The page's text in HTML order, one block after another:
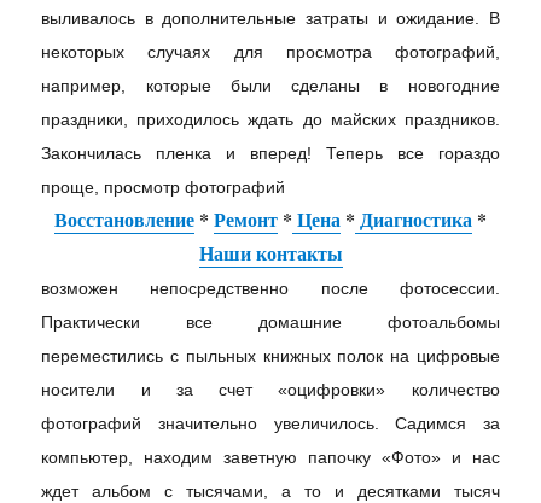
выливалось в дополнительные затраты и ожидание. В
некоторых случаях для просмотра фотографий,
например, которые были сделаны в новогодние
праздники, приходилось ждать до майских праздников.
Закончилась пленка и вперед! Теперь все гораздо
проще, просмотр фотографий
Восстановление * Ремонт * Цена * Диагностика *
Наши контакты
возможен непосредственно после фотосессии.
Практически все домашние фотоальбомы
переместились с пыльных книжных полок на цифровые
носители и за счет «оцифровки» количество
фотографий значительно увеличилось. Садимся за
компьютер, находим заветную папочку «Фото» и нас
ждет альбом с тысячами, а то и десятками тысяч